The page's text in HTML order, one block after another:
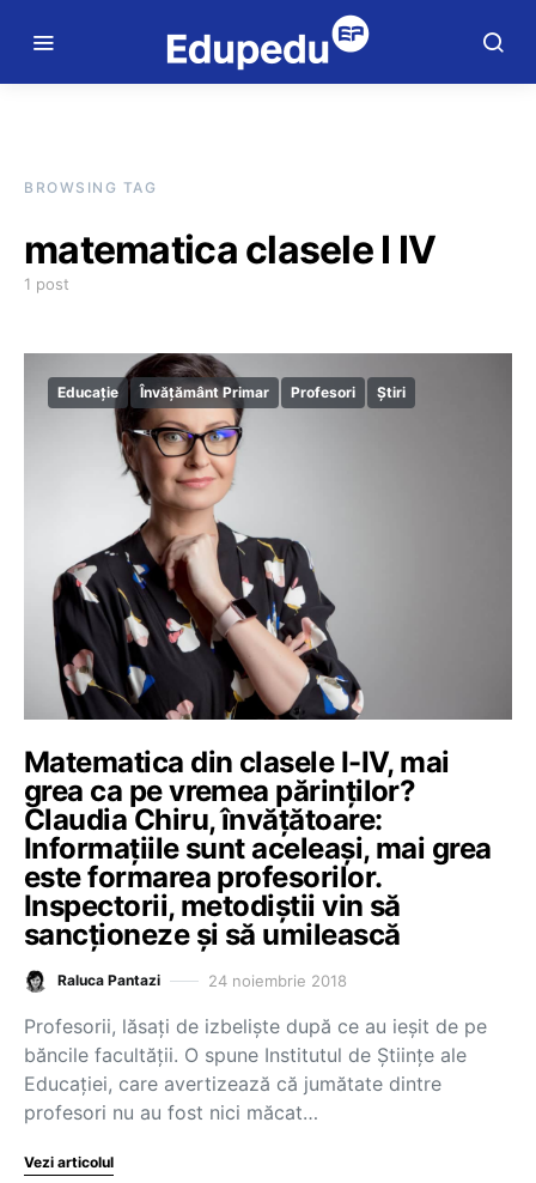
BROWSING TAG
matematica clasele I IV
1 post
Educație Învățământ Primar Profesori Știri
Matematica din clasele I-IV, mai
grea ca pe vremea părinților?
Claudia Chiru, învățătoare:
Informațiile sunt aceleași, mai grea
este formarea profesorilor.
Inspectorii, metodiștii vin să
sancționeze și să umilească
Raluca Pantazi 24 noiembrie 2018
Profesorii, lăsați de izbeliște după ce au ieșit de pe
băncile facultății. O spune Institutul de Științe ale
Educației, care avertizează că jumătate dintre
profesori nu au fost nici măcat…
Vezi articolul